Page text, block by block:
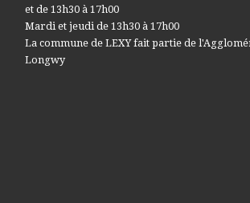
et de 13h30 à 17h00
Mardi et jeudi de 13h30 à 17h00
La commune de LEXY fait partie de
Longwy